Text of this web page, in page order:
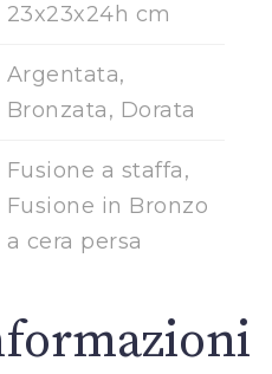
23x23x24h cm
Argentata,
Bronzata, Dorata
Fusione a staffa,
Fusione in Bronzo
a cera persa